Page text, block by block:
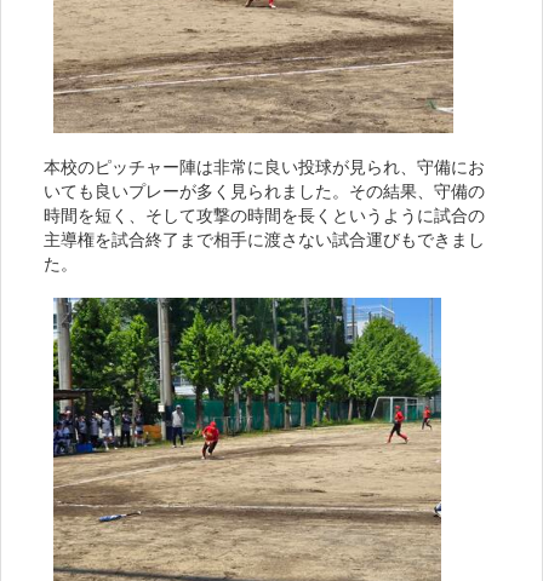
本校のピッチャー陣は非常に良い投球が見られ、守備にお
いても良いプレーが多く見られました。その結果、守備の
時間を短く、そして攻撃の時間を長くというように試合の
主導権を試合終了まで相手に渡さない試合運びもできまし
た。